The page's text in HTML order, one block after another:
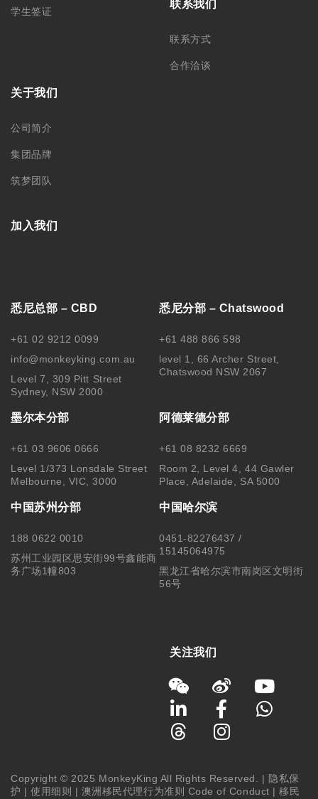
学生签证
联系我们
联系方式
合作洽谈
关于我们
公司简介
集团品牌
筑梦团队
加入我们
悉尼总部 – CBD
+61 02 9212 0099
info@monkeyking.com.au
Level 7, 309 Pitt Street
Sydney, NSW 2000
悉尼分部 – Chatswood
+61 488 866 598
level 1, 66 Archer Street,
Chatswood NSW 2067
墨尔本分部
+61 03 9606 0666
Level 1/373 Lonsdale Street
Melbourne, VIC, 3000
阿德莱德分部
+61 08 8232 6669
Room 2, Level 4, 44 Gawler
Place, Adelaide, SA 5000
中国苏州分部
188 0622 0010
苏州工业园区思安街99号鑫能商
务广场1幢803
中国哈尔滨
0451-82276437 /
15145064975
黑龙江省哈尔滨市南岗区文明街
56号
关注我们
Copyright © 2025 MonkeyKing All Rights Reserved. | 隐私保
护 |使用细则 | 澳洲移民代理行为准则 Code of Conduct |移民